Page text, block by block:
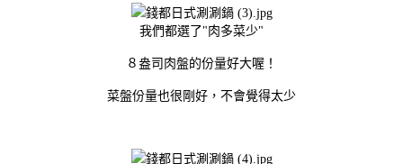
我們都選了"肉多菜少"
８盎司肉盤的份量好大喔！
菜盤份量也很剛好，不會覺得太少